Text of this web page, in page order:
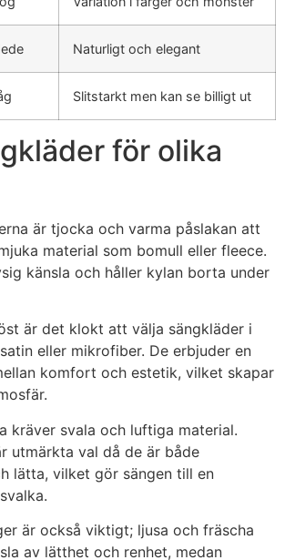
Naturligt och elegant
Slitstarkt men kan se billigt ut
för olika
är tjocka och varma påslakan att
material som bomull eller fleece.
känsla och håller kylan borta under
är det klokt att välja sängkläder i
eller mikrofiber. De erbjuder en
komfort och estetik, vilket skapar
kräver svala och luftiga material.
utmärkta val då de är både
lätta, vilket gör sängen till en
är också viktigt; ljusa och fräscha
av lätthet och renhet, medan